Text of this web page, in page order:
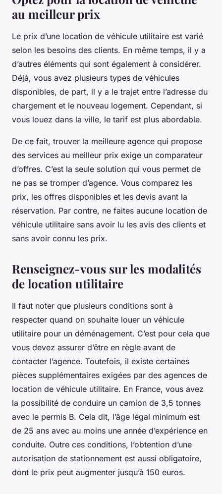
au meilleur prix
Le prix d’une location de véhicule utilitaire est varié
selon les besoins des clients. En même temps, il y a
d’autres éléments qui sont également à considérer.
Déjà, vous avez plusieurs types de véhicules
disponibles, de part, il y a le trajet entre l’adresse du
chargement et le nouveau logement. Cependant, si
vous louez dans la ville, le tarif est plus abordable.
De ce fait, trouver la meilleure agence qui propose
des services au meilleur prix exige un comparateur
d’offres. C’est la seule solution qui vous permet de
ne pas se tromper d’agence. Vous comparez les
prix, les offres disponibles et les devis avant la
réservation. Par contre, ne faites aucune location de
véhicule utilitaire sans avoir lu les avis des clients et
sans avoir connu les prix.
Renseignez-vous sur les modalités
de location utilitaire
Il faut noter que plusieurs conditions sont à
respecter quand on souhaite louer un véhicule
utilitaire pour un déménagement. C’est pour cela que
vous devez assurer d’être en règle avant de
contacter l’agence. Toutefois, il existe certaines
pièces supplémentaires exigées par des agences de
location de véhicule utilitaire. En France, vous avez
la possibilité de conduire un camion de 3,5 tonnes
avec le permis B. Cela dit, l’âge légal minimum est
de 25 ans avec au moins une année d’expérience en
conduite. Outre ces conditions, l’obtention d’une
autorisation de stationnement est aussi obligatoire,
dont le prix peut augmenter jusqu’à 150 euros.